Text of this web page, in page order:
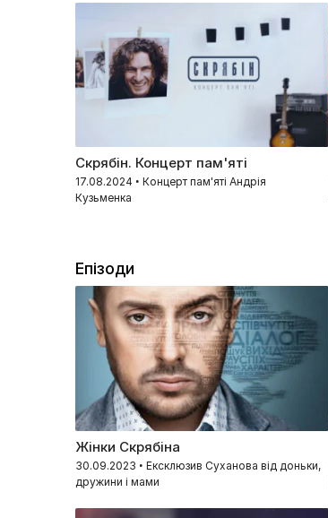
Скрябін. Концерт пам'яті
17.08.2024 • Концерт пам'яті Андрія
Кузьменка
Епізоди
Жінки Скрябіна
30.09.2023 • Ексклюзив Суханова від доньки,
дружини і мами